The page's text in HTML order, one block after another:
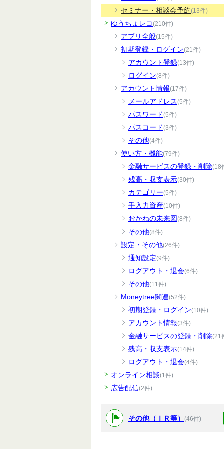
セミナー・相談会予約(13件)
ゆうちょレコ(210件)
アプリ全般(15件)
初期登録・ログイン(21件)
アカウント登録(13件)
ログイン(8件)
アカウント情報(17件)
メールアドレス(5件)
パスワード(5件)
パスコード(3件)
その他(4件)
使い方・機能(79件)
金融サービスの登録・削除(18
残高・収支表示(30件)
カテゴリー(5件)
手入力資産(10件)
おかねの未来図(8件)
その他(8件)
設定・その他(26件)
通知設定(9件)
ログアウト・退会(6件)
その他(11件)
Moneytree関連(52件)
初期登録・ログイン(10件)
アカウント情報(3件)
金融サービスの登録・削除(21
残高・収支表示(14件)
ログアウト・退会(4件)
オンライン相談(1件)
広告配信(2件)
その他（ＩＲ等） (46件)